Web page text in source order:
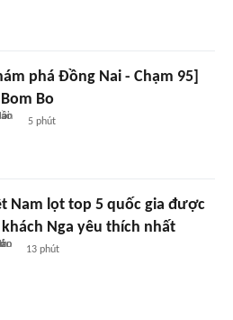
phá Đồng Nai - Chạm 95]
Bo
5 phút
Nam lọt top 5 quốc gia được
Nga yêu thích nhất
13 phút